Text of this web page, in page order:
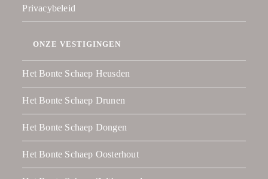
Privacybeleid
ONZE VESTIGINGEN
Het Bonte Schaep Heusden
Het Bonte Schaep Drunen
Het Bonte Schaep Dongen
Het Bonte Schaep Oosterhout